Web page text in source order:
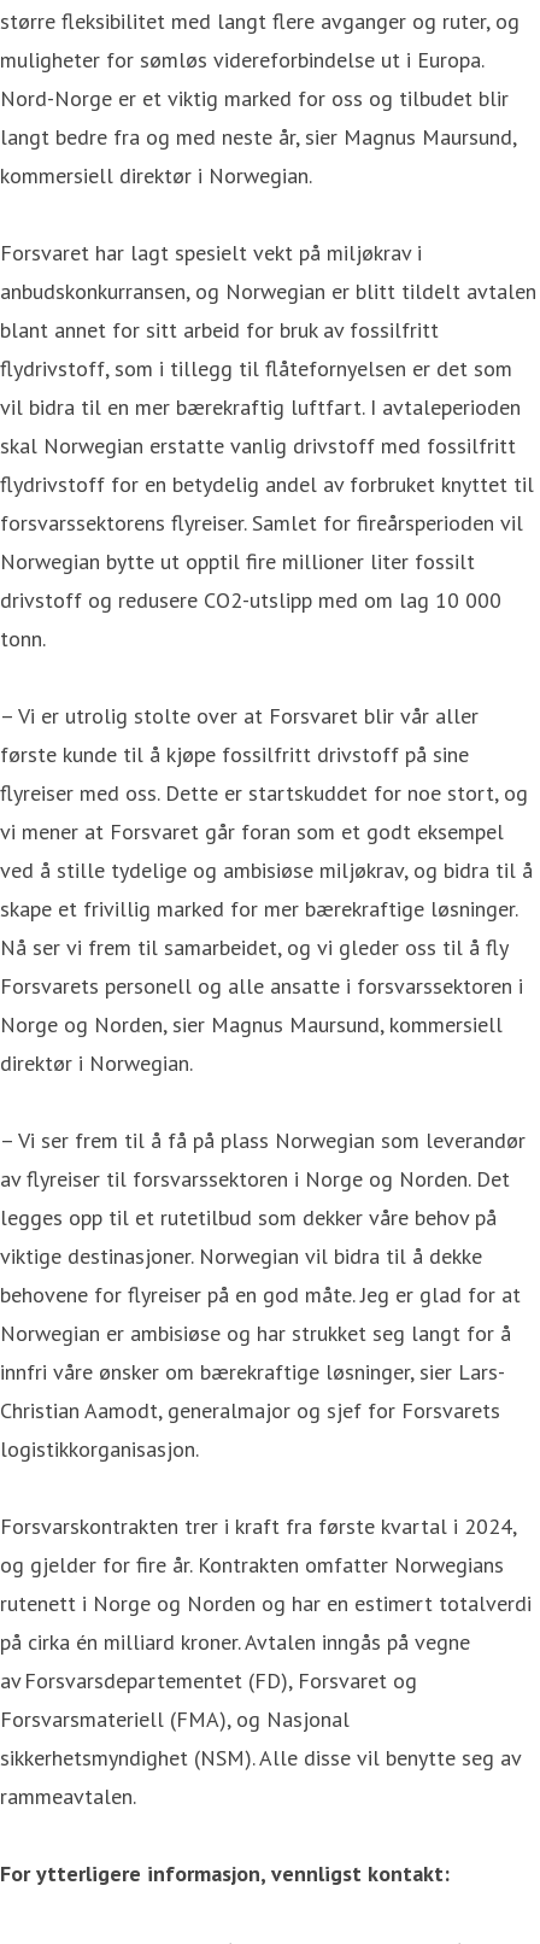
større fleksibilitet med langt flere avganger og ruter, og
muligheter for sømløs videreforbindelse ut i Europa.
Nord-Norge er et viktig marked for oss og tilbudet blir
langt bedre fra og med neste år, sier Magnus Maursund,
kommersiell direktør i Norwegian.
Forsvaret har lagt spesielt vekt på miljøkrav i
anbudskonkurransen, og Norwegian er blitt tildelt avtalen
blant annet for sitt arbeid for bruk av fossilfritt
flydrivstoff, som i tillegg til flåtefornyelsen er det som
vil bidra til en mer bærekraftig luftfart. I avtaleperioden
skal Norwegian erstatte vanlig drivstoff med fossilfritt
flydrivstoff for en betydelig andel av forbruket knyttet til
forsvarssektorens flyreiser. Samlet for fireårsperioden vil
Norwegian bytte ut opptil fire millioner liter fossilt
drivstoff og redusere CO2-utslipp med om lag 10 000
tonn.
– Vi er utrolig stolte over at Forsvaret blir vår aller
første kunde til å kjøpe fossilfritt drivstoff på sine
flyreiser med oss. Dette er startskuddet for noe stort, og
vi mener at Forsvaret går foran som et godt eksempel
ved å stille tydelige og ambisiøse miljøkrav, og bidra til å
skape et frivillig marked for mer bærekraftige løsninger.
Nå ser vi frem til samarbeidet, og vi gleder oss til å fly
Forsvarets personell og alle ansatte i forsvarssektoren i
Norge og Norden, sier Magnus Maursund, kommersiell
direktør i Norwegian.
– Vi ser frem til å få på plass Norwegian som leverandør
av flyreiser til forsvarssektoren i Norge og Norden. Det
legges opp til et rutetilbud som dekker våre behov på
viktige destinasjoner. Norwegian vil bidra til å dekke
behovene for flyreiser på en god måte. Jeg er glad for at
Norwegian er ambisiøse og har strukket seg langt for å
innfri våre ønsker om bærekraftige løsninger, sier Lars-
Christian Aamodt, generalmajor og sjef for Forsvarets
logistikkorganisasjon.
Forsvarskontrakten trer i kraft fra første kvartal i 2024,
og gjelder for fire år. Kontrakten omfatter Norwegians
rutenett i Norge og Norden og har en estimert totalverdi
på cirka én milliard kroner. Avtalen inngås på vegne
av Forsvarsdepartementet (FD), Forsvaret og
Forsvarsmateriell (FMA), og Nasjonal
sikkerhetsmyndighet (NSM). Alle disse vil benytte seg av
rammeavtalen.
For ytterligere informasjon, vennligst kontakt: